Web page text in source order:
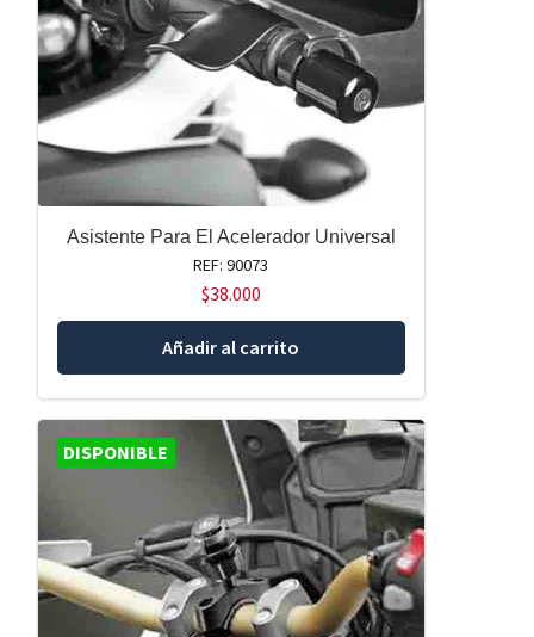
Asistente Para El Acelerador Universal
REF: 90073
$38.000
Añadir al carrito
DISPONIBLE